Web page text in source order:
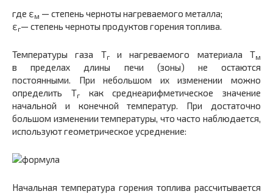
где εм — степень черноты нагреваемого металла;
εг— степень черноты продуктов горения топлива.
Температуры газа Тги нагреваемого материала Тм
в пределах длины печи (зоны) не остаются
постоянными. При небольшом их изменении можно
определить Тгкак среднеарифметическое значение
начальной и конеч­ной температур. При достаточно
большом изменении температуры, что часто наблюдается,
используют гео­метрическое усреднение:
Начальная температура горения топлива рассчиты­вается